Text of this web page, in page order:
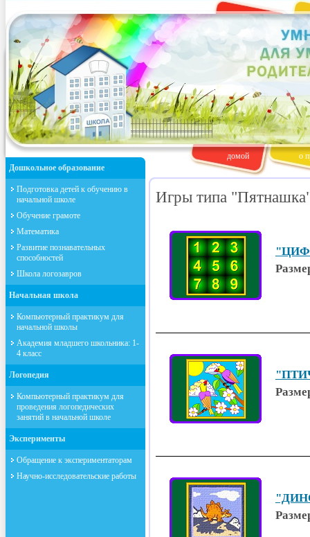
домой
о
Дошкольное образование
Подготовка детей к обучению в
начальной школе
Обучение грамоте
Математика
Развитие познавательных
способностей
Школа логозавров
Начальная школа
Компьютерный практикум для
начальной школы
Академия младшего школьника: 1-
4 класс
Логопедия
Компьютерный практикум для
проведения логопедических
занятий в начальной школе
Эксперименты
Обращение к экспериментаторам
Научно-исследовательские работы
Игры типа